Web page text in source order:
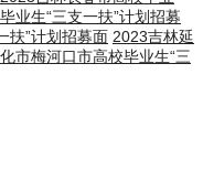
业生“三支一扶”计划招募
扶”计划招募面 2023吉林延
市梅河口市高校毕业生“三